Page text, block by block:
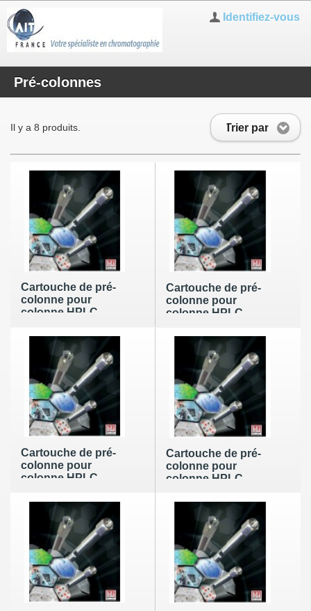
Identifiez-vous
Pré-colonnes
Trier par
Il y a 8 produits.
Cartouche de pré-
colonne pour
colonne HPLC
3,5µm en 10 x
1,0mm (par 5)
(monture
nécessaire)
Cartouche de pré-
colonne pour
colonne HPLC
3,5µm en 10 x
2,1mm (par 5)
(monture
nécessaire)
Cartouche de pré-
colonne pour
colonne HPLC
3,5µm en 10 x
3,2mm (par 5)
(monture
nécessaire)
Cartouche de pré-
colonne pour
colonne HPLC
5µm en 10 x 1,0mm
(par 5) (monture
nécessaire)